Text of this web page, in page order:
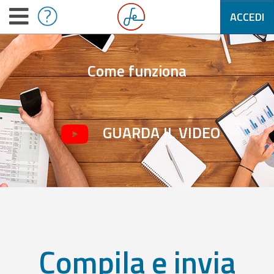
ACCEDI
Come funziona
GUARDA IL VIDEO
Compila e invia